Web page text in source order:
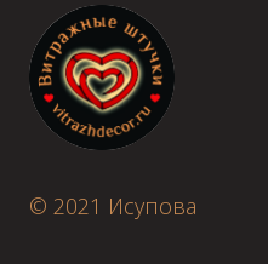
© 2021 Исупова